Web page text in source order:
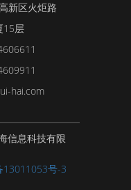
新区火炬路
15层
hai.com
信息科技有限
13011053号-3